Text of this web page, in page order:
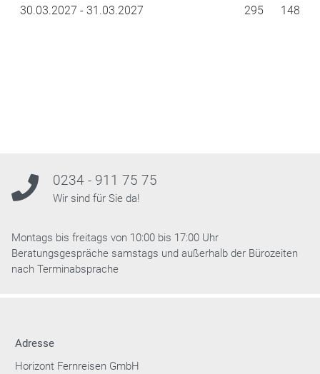
30.03.2027 - 31.03.2027 295 148
0234 - 911 75 75
Wir sind für Sie da!
Montags bis freitags von 10:00 bis 17:00 Uhr
Beratungsgespräche samstags und außerhalb der Bürozeiten
nach Terminabsprache
Adresse
Horizont Fernreisen GmbH